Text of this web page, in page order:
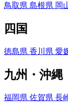
鳥取県 島根県 岡
四国
徳島県 香川県 愛
九州・沖縄
福岡県 佐賀県 長